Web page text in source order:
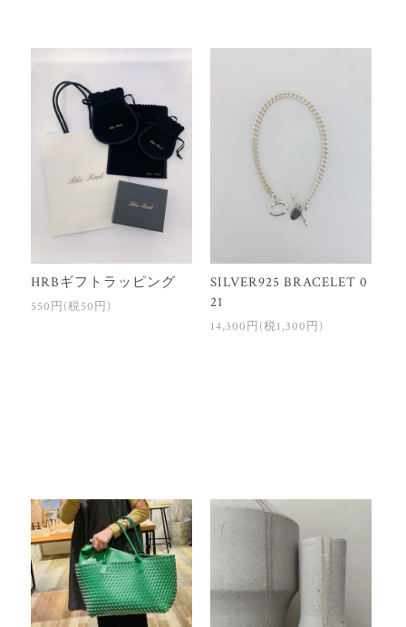
HRBギフトラッピング
550円(税50円)
SILVER925 BRACELET 0
21
14,300円(税1,300円)